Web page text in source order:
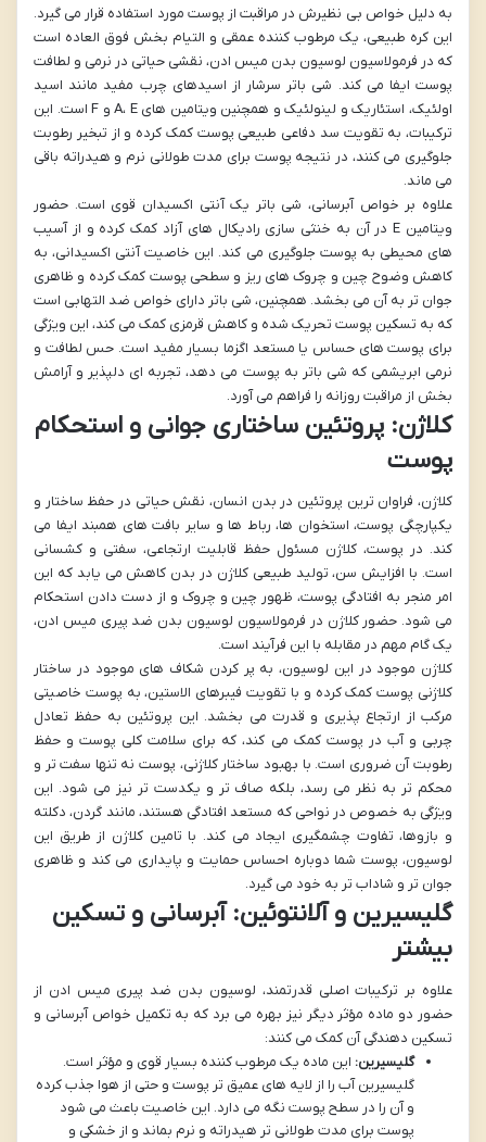
به دلیل خواص بی نظیرش در مراقبت از پوست مورد استفاده قرار می گیرد.
این کره طبیعی، یک مرطوب کننده عمقی و التیام بخش فوق العاده است
که در فرمولاسیون لوسیون بدن میس ادن، نقشی حیاتی در نرمی و لطافت
پوست ایفا می کند. شی باتر سرشار از اسیدهای چرب مفید مانند اسید
اولئیک، استئاریک و لینولئیک و همچنین ویتامین های A، E و F است. این
ترکیبات، به تقویت سد دفاعی طبیعی پوست کمک کرده و از تبخیر رطوبت
جلوگیری می کنند، در نتیجه پوست برای مدت طولانی نرم و هیدراته باقی
می ماند.
علاوه بر خواص آبرسانی، شی باتر یک آنتی اکسیدان قوی است. حضور
ویتامین E در آن به خنثی سازی رادیکال های آزاد کمک کرده و از آسیب
های محیطی به پوست جلوگیری می کند. این خاصیت آنتی اکسیدانی، به
کاهش وضوح چین و چروک های ریز و سطحی پوست کمک کرده و ظاهری
جوان تر به آن می بخشد. همچنین، شی باتر دارای خواص ضد التهابی است
که به تسکین پوست تحریک شده و کاهش قرمزی کمک می کند، این ویژگی
برای پوست های حساس یا مستعد اگزما بسیار مفید است. حس لطافت و
نرمی ابریشمی که شی باتر به پوست می دهد، تجربه ای دلپذیر و آرامش
بخش از مراقبت روزانه را فراهم می آورد.
کلاژن: پروتئین ساختاری جوانی و استحکام
پوست
کلاژن، فراوان ترین پروتئین در بدن انسان، نقش حیاتی در حفظ ساختار و
یکپارچگی پوست، استخوان ها، رباط ها و سایر بافت های همبند ایفا می
کند. در پوست، کلاژن مسئول حفظ قابلیت ارتجاعی، سفتی و کشسانی
است. با افزایش سن، تولید طبیعی کلاژن در بدن کاهش می یابد که این
امر منجر به افتادگی پوست، ظهور چین و چروک و از دست دادن استحکام
می شود. حضور کلاژن در فرمولاسیون لوسیون بدن ضد پیری میس ادن،
یک گام مهم در مقابله با این فرآیند است.
کلاژن موجود در این لوسیون، به پر کردن شکاف های موجود در ساختار
کلاژنی پوست کمک کرده و با تقویت فیبرهای الاستین، به پوست خاصیتی
مرکب از ارتجاع پذیری و قدرت می بخشد. این پروتئین به حفظ تعادل
چربی و آب در پوست کمک می کند، که برای سلامت کلی پوست و حفظ
رطوبت آن ضروری است. با بهبود ساختار کلاژنی، پوست نه تنها سفت تر و
محکم تر به نظر می رسد، بلکه صاف تر و یکدست تر نیز می شود. این
ویژگی به خصوص در نواحی که مستعد افتادگی هستند، مانند گردن، دکلته
و بازوها، تفاوت چشمگیری ایجاد می کند. با تامین کلاژن از طریق این
لوسیون، پوست شما دوباره احساس حمایت و پایداری می کند و ظاهری
جوان تر و شاداب تر به خود می گیرد.
گلیسیرین و آلانتوئین: آبرسانی و تسکین
بیشتر
علاوه بر ترکیبات اصلی قدرتمند، لوسیون بدن ضد پیری میس ادن از
حضور دو ماده مؤثر دیگر نیز بهره می برد که به تکمیل خواص آبرسانی و
تسکین دهندگی آن کمک می کنند:
گلیسیرین: این ماده یک مرطوب کننده بسیار قوی و مؤثر است.
گلیسیرین آب را از لایه های عمیق تر پوست و حتی از هوا جذب کرده
و آن را در سطح پوست نگه می دارد. این خاصیت باعث می شود
پوست برای مدت طولانی تر هیدراته و نرم بماند و از خشکی و